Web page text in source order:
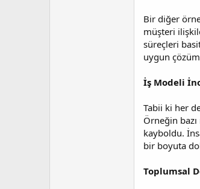
Bir diğer
müşteri
süreçleri
uygun
İş Modeli
Tabii ki her
Örneğin
kayboldu.
bir boyuta
Toplumsal